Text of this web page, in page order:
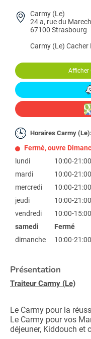
Carmy (Le)
24 a, rue du
67100 Strasbourg
Carmy (Le) Cacher
Afficher
Horaires Carmy (Le):
Fermé, ouvre
lundi
10:00-21:00
mardi
10:00-21:00
mercredi
10:00-21:00
jeudi
10:00-21:00
vendredi
10:00-15:00
samedi
Fermé
dimanche
10:00-21:00
Présentation
Traiteur Carmy (Le)
Le Carmy pour la
Le Carmy pour vos
déjeuner, Kiddouch et